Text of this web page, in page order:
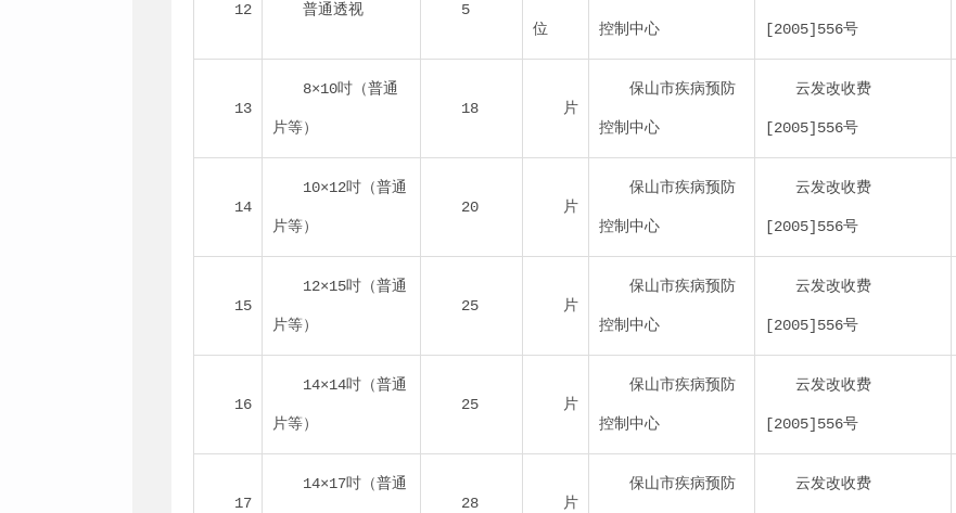
12 普通透视 5
位 控制中心 [2005]556号
13
8×10吋 （普通
片等）
18 片
保山市疾病预防
控制中心
云发改收费
[2005]556号
14
10×12吋 （普通
片等）
20 片
保山市疾病预防
控制中心
云发改收费
[2005]556号
15
12×15吋 （普通
片等）
25 片
保山市疾病预防
控制中心
云发改收费
[2005]556号
16
14×14吋 （普通
片等）
25 片
保山市疾病预防
控制中心
云发改收费
[2005]556号
17
14×17吋 （普通
28 片
保山市疾病预防 云发改收费